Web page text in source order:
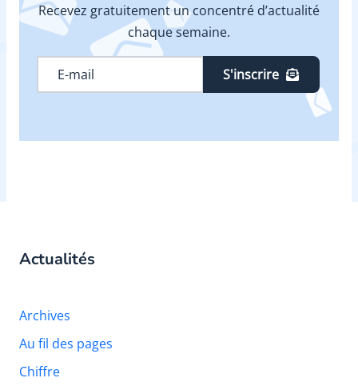
Recevez gratuitement un concentré d’actualité
chaque semaine.
S'inscrire
Actualités
Archives
Au fil des pages
Chiffre